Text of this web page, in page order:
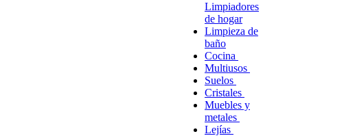
Limpiadores
de hogar
Limpieza de
baño
Cocina
Multiusos
Suelos
Cristales
Muebles y
metales
Lejías